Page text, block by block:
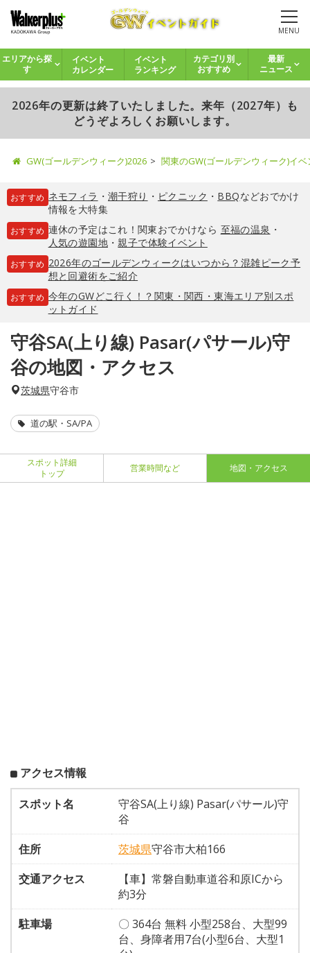
MENU
エリアから探
す
イベント
カレンダー
イベント
ランキング
カテゴリ別
おすすめ
最新
ニュース
2026年の更新は終了いたしました。来年（2027年）も
どうぞよろしくお願いします。
GW(ゴールデンウィーク)2026 関東のGW(ゴールデンウィーク)イ
おすすめ ネモフィラ ・ 潮干狩り ・ ピクニック ・ BBQなどおでかけ
情報を大特集
おすすめ 連休の予定はこれ！関東おでかけなら 至福の温泉 ・
人気の遊園地・親子で体験イベント
おすすめ 2026年のゴールデンウィークはいつから？混雑ピーク予
想と回避術をご紹介
おすすめ 今年のGWどこ行く！？関東・関西・東海エリア別スポ
ットガイド
守谷SA(上り線) Pasar(パサール)守
谷の地図・アクセス
茨城県守谷市
道の駅・SA/PA
スポット詳細
トップ
営業時間など 地図・アクセス
アクセス情報
スポット名
守谷SA(上り線) Pasar(パサール)守
谷
住所
茨城県守谷市大柏166
交通アクセス
【車】常磐自動車道谷和原ICから
約3分
駐車場
〇 364台 無料 小型258台、大型99
台、身障者用7台(小型6台、大型1